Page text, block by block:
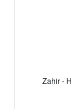
Zahir -